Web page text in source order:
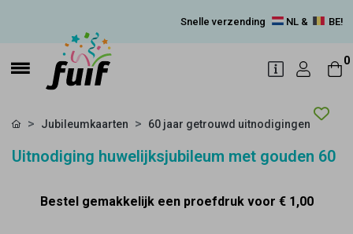
Snelle verzending NL & BE!
0
Jubileumkaarten 60 jaar getrouwd uitnodigingen
Uitnodiging huwelijksjubileum met gouden 60
Bestel gemakkelijk een proefdruk voor € 1,00